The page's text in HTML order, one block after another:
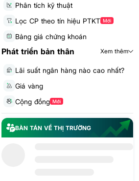
Phân tích kỹ thuật
Lọc CP theo tín hiệu PTKT Mới
Bảng giá chứng khoán
Phát triển bản thân Xem thêm
Lãi suất ngân hàng nào cao nhất?
Giá vàng
Cộng đồng Mới
BÀN TÁN VỀ THỊ TRƯỜNG